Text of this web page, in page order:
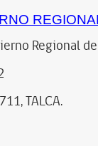
Regional
TALCA.